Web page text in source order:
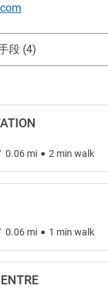
関
段 (4)
0.06 mi 2 min walk
0.06 mi 1 min walk